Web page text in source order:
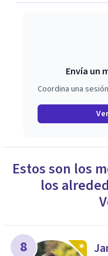
Envía un
Coordina una
Estos son los
los
8